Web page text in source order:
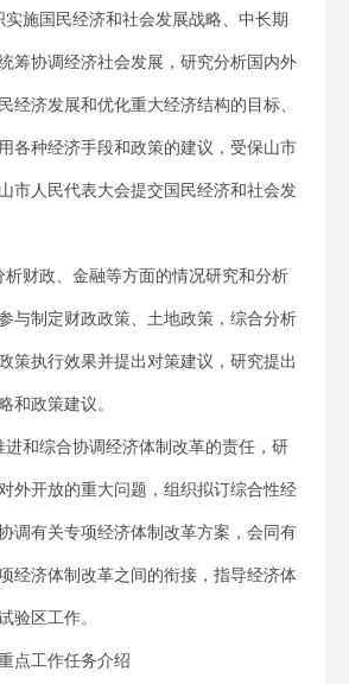
实施国民经济和社会发展战略、中长期
筹协调经济社会发展，研究分析国内外
经济发展和优化重大经济结构的目标、
各种经济手段和政策的建议，受保山市
市人民代表大会提交国民经济和社会发
析财政、金融等方面的情况研究和分析
与制定财政政策、土地政策，综合分析
策执行效果并提出对策建议，研究提出
和政策建议。
进和综合协调经济体制改革的责任，研
外开放的重大问题，组织拟订综合性经
调有关专项经济体制改革方案，会同有
经济体制改革之间的衔接，指导经济体
验区工作。
点工作任务介绍